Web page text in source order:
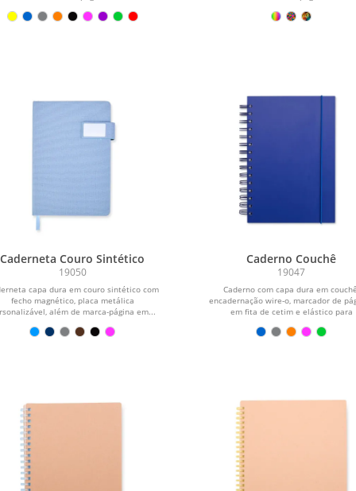
Caderneta Couro Sintético
19050
capa dura em couro sintético com
fecho magnético, placa metálica
além de marca-página em...
Caderno Couchê
19047
Caderno com capa dura em
encadernação wire-o, marcador de
em fita de cetim e elástico para